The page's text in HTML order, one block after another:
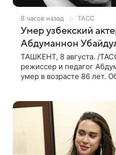
8 часов назад ТАСС
Умер узбекский
Абдуманнон
ТАШКЕНТ, 8 августа. /
режиссер и педагог
умер в возрасте 86 лет.